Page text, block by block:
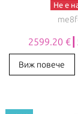
Не е
2599.20
Виж повече